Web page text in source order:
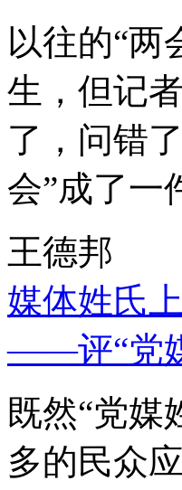
以往的“两
生，但记
了，问错
会”成了一
王德邦
媒体姓氏
——评“党
既然“党媒
多的民众